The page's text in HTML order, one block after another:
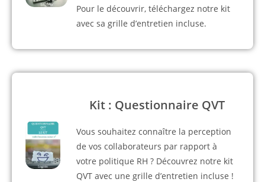
Pour le découvrir, téléchargez notre kit
avec sa grille d’entretien incluse.
Kit : Questionnaire QVT
Vous souhaitez connaître la perception
de vos collaborateurs par rapport à
votre politique RH ? Découvrez notre kit
QVT avec une grille d’entretien incluse !